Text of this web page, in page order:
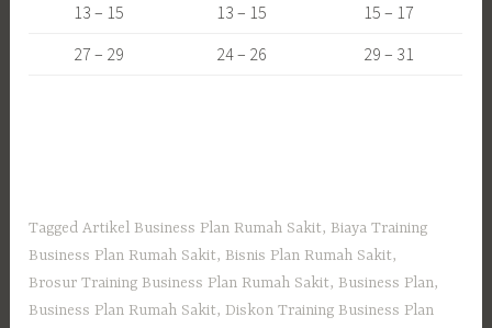
13 – 15
13 – 15
15 – 17
27 – 29
24 – 26 29 – 31
TaggedArtikel Business Plan Rumah Sakit, Biaya Training
Business Plan Rumah Sakit, Bisnis Plan Rumah Sakit,
Brosur Training Business Plan Rumah Sakit, Business Plan,
Business Plan Rumah Sakit,Diskon Training Business Plan